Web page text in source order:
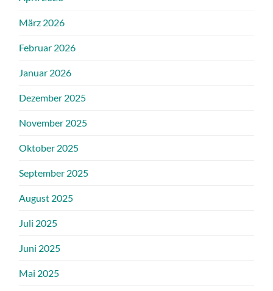
März 2026
Februar 2026
Januar 2026
Dezember 2025
November 2025
Oktober 2025
September 2025
August 2025
Juli 2025
Juni 2025
Mai 2025